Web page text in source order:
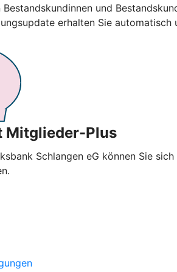
und
erhalten Sie automatisch
Mitglieder-Plus
Schlangen eG können Sie